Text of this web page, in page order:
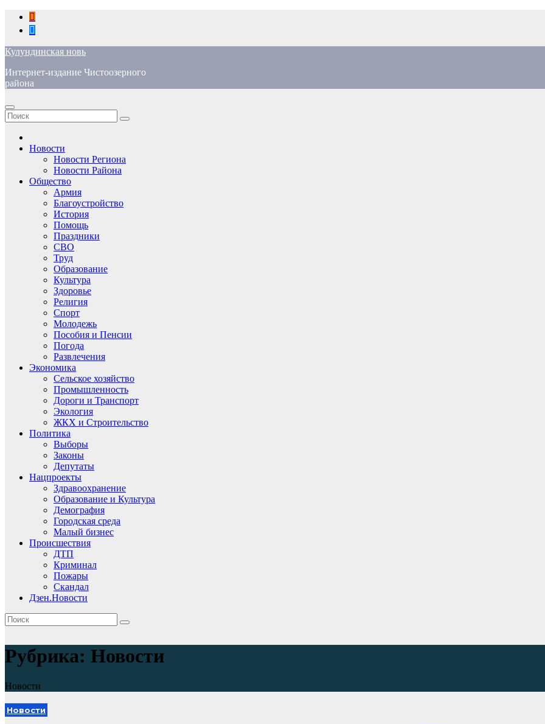
Перейти
содержимому
Кулундинская новь
Интернет-издание Чистоозерного
района
Новости
Новости Региона
Новости Района
Общество
Армия
Благоустройство
История
Помощь
Праздники
СВО
Труд
Образование
Культура
Здоровье
Религия
Спорт
Молодежь
Пособия и Пенсии
Погода
Развлечения
Экономика
Сельское хозяйство
Промышленность
Дороги и Транспорт
Экология
ЖКХ и Строительство
Политика
Выборы
Законы
Депутаты
Нацпроекты
Здравоохранение
Образование и Культура
Демография
Городская среда
Малый бизнес
Происшествия
ДТП
Криминал
Пожары
Скандал
Дзен.Новости
Рубрика: Новости
Новости
Новости